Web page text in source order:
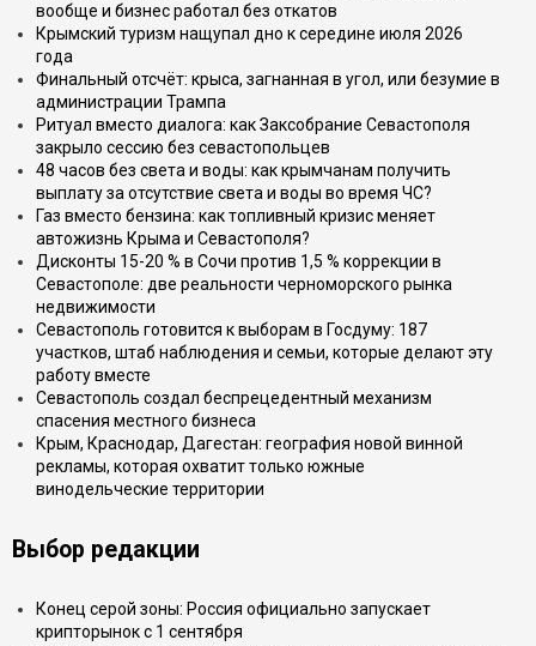
вообще и бизнес работал без откатов
Крымский туризм нащупал дно к середине июля 2026
года
Финальный отсчёт: крыса, загнанная в угол, или безумие в
администрации Трампа
Ритуал вместо диалога: как Заксобрание Севастополя
закрыло сессию без севастопольцев
48 часов без света и воды: как крымчанам получить
выплату за отсутствие света и воды во время ЧС?
Газ вместо бензина: как топливный кризис меняет
автожизнь Крыма и Севастополя?
Дисконты 15-20 % в Сочи против 1,5 % коррекции в
Севастополе: две реальности черноморского рынка
недвижимости
Севастополь готовится к выборам в Госдуму: 187
участков, штаб наблюдения и семьи, которые делают эту
работу вместе
Севастополь создал беспрецедентный механизм
спасения местного бизнеса
Крым, Краснодар, Дагестан: география новой винной
рекламы, которая охватит только южные
винодельческие территории
Выбор редакции
Конец серой зоны: Россия официально запускает
крипторынок с 1 сентября